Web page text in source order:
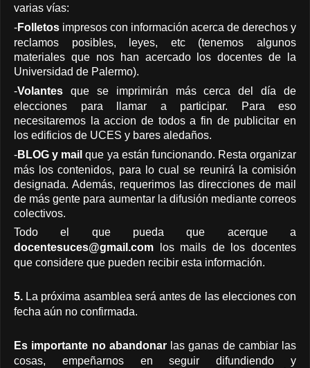
varias vías:
-Folletos impresos con información acerca de derechos y
reclamos posibles, leyes, etc (tenemos algunos
materiales que nos han acercado los docentes de la
Universidad de Palermo).
-Volantes que se imprimirán más cerca del día de
elecciones para llamar a participar.
Para eso
necesitaremos la accion de todos a fin de publicitar en
los edificios de UCES y bares aledaños.
-BLOG y mail que ya están funcionando. Resta organizar
más los contenidos, para lo cual se reunirá la comisión
designada. Además, requerimos las direcciones de mail
de más gente para aumentar la difusión mediante correos
colectivos.
Todo el que pueda que acerque a
docentesuces@gmail.com
los mails de los docentes
que considere que pueden recibir esta información.
5. La próxima asamblea será antes de las elecciones con
fecha aún no confirmada.
Es importante no abandonar las ganas de cambiar las
cosas, empeñarnos en seguir difundiendo y